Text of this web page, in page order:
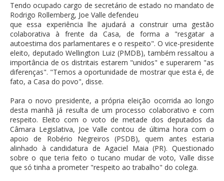
Tendo ocupado cargo de secretário de estado no mandato de
Rodrigo Rollemberg, Joe Valle defendeu
que essa experiência lhe ajudará a construir uma gestão
colaborativa à frente da Casa, de forma a "resgatar a
autoestima dos parlamentares e o respeito". O vice-presidente
eleito, deputado Wellington Luiz (PMDB), também ressaltou a
importância de os distritais estarem "unidos" e superarem "as
diferenças". "Temos a oportunidade de mostrar que esta é, de
fato, a Casa do povo", disse.
Para o novo presidente, a própria eleição ocorrida ao longo
desta manhã já resulta de um processo colaborativo e com
respeito. Eleito com o voto de metade dos deputados da
Câmara Legislativa, Joe Valle contou de última hora com o
apoio de Robério Negreiros (PSDB), quem antes estaria
alinhado à candidatura de Agaciel Maia (PR). Questionado
sobre o que teria feito o tucano mudar de voto, Valle disse
que só tinha a prometer "respeito ao trabalho" do colega.